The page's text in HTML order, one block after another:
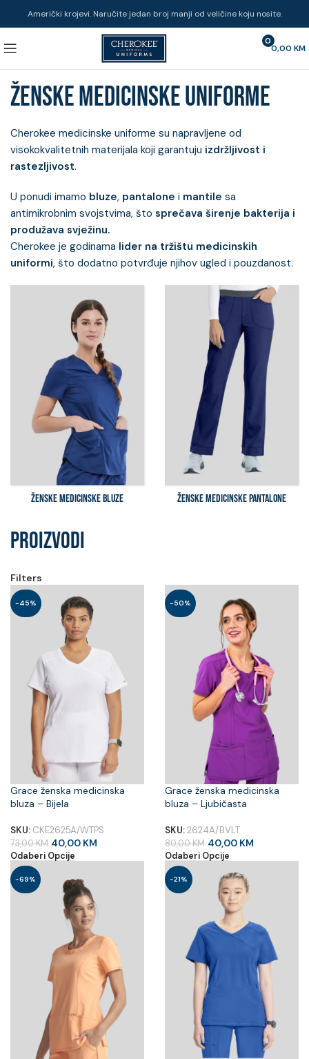
Američki krojevi. Naručite jedan broj manji od veličine koju nosite.
0
0,00 KM
Ženske medicinske uniforme
Cherokee medicinske uniforme su napravljene od
visokokvalitetnih materijala koji garantuju izdržljivost i
rastezljivost.
U ponudi imamo bluze, pantalone i mantile sa
antimikrobnim svojstvima, što sprečava širenje bakterija i
produžava svježinu.
Cherokee je godinama lider na tržištu medicinskih
uniformi, što dodatno potvrđuje njihov ugled i pouzdanost.
ŽENSKE MEDICINSKE BLUZE ŽENSKE MEDICINSKE PANTALONE
PROIZVODI
Filters
-45%
Grace ženska medicinska
bluza – Bijela
SKU: CKE2625A/WTPS
73,00KM 40,00 KM
Odaberi Opcije
-50%
Grace ženska medicinska
bluza – Ljubičasta
SKU:2624A/BVLT
80,00KM 40,00 KM
Odaberi Opcije
-69% -21%